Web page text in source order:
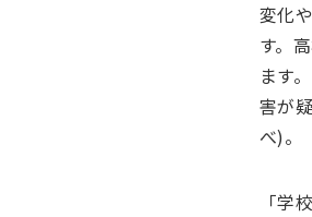
変化
す。
ます
害が
べ)。
「学